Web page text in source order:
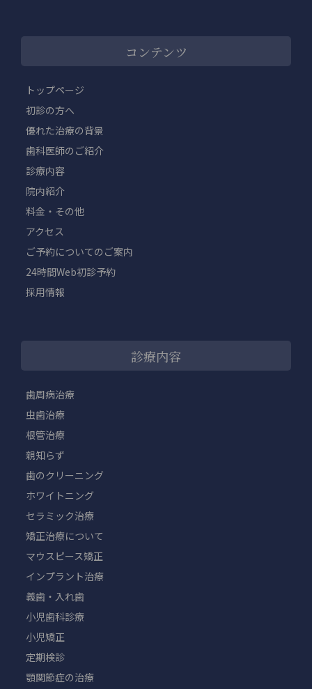
コンテンツ
トップページ
初診の方へ
優れた治療の背景
歯科医師のご紹介
診療内容
院内紹介
料金・その他
アクセス
ご予約についてのご案内
24時間Web初診予約
採用情報
診療内容
歯周病治療
虫歯治療
根管治療
親知らず
歯のクリーニング
ホワイトニング
セラミック治療
矯正治療について
マウスピース矯正
インプラント治療
義歯・入れ歯
小児歯科診療
小児矯正
定期検診
顎関節症の治療